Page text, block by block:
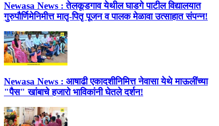
Newasa News : तेलकूडगाव येथील घाडगे पाटील विद्यालयात
गुरुपौर्णिमेनिमीत्त मातृ-पितृ पूजन व पालक मेळावा उत्साहात संपन्न!
Newasa News : आषाढी एकादशीनिमित्त नेवासा येथे माऊलींच्या
"पैस" खांबाचे हजारो भाविकांनी घेतले दर्शन!